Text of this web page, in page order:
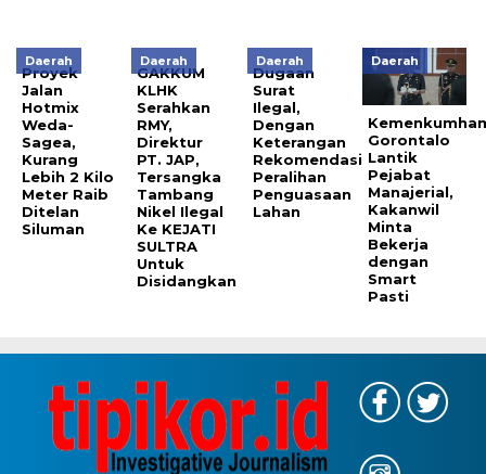
Daerah
Proyek
Jalan
Hotmix
Weda-
Sagea,
Kurang
Lebih 2 Kilo
Meter Raib
Ditelan
Siluman
Daerah
GAKKUM
KLHK
Serahkan
RMY,
Direktur
PT. JAP,
Tersangka
Tambang
Nikel Ilegal
Ke KEJATI
SULTRA
Untuk
Disidangkan
Daerah
Dugaan
Surat
Ilegal,
Dengan
Keterangan
Rekomendasi
Peralihan
Penguasaan
Lahan
Daerah
Gorontalo
Lantik
Pejabat
Manajerial,
Kakanwil
Minta
Bekerja
dengan
Smart
Pasti